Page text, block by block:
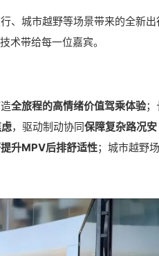
、城市越野等场景带来的全新出
术带给每一位嘉宾。
全旅程的高情绪价值驾乘体验；
，驱动制动协同保障复杂路况安
升MPV后排舒适性；城市越野